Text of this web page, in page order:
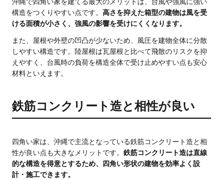
構造をつくりやすい点です。 高さを抑えた箱型の建物は風を受
ける面積が小さく、強風の影響を受けにくくなります。
また、屋根や外壁の凹凸が少ないため、風圧を建物全体に分散
しやすい構造です。陸屋根は瓦屋根と比べて飛散のリスクを抑
えやすく、台風時の負荷を構造全体で受け止めやすい点も安心
材料といえます。
鉄筋コンクリート造と相性が良い
四角い家は、沖縄で主流となっている鉄筋コンクリート造と相
性が良い点も大きなメリットです。 鉄筋コンクリート造は直線
的な構造を得意とするため、四角い形状の建物を効率よく設
計・施工できます。